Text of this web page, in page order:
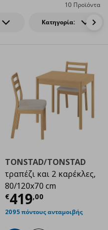
Κατηγορία:
10 Προϊόντα
€ 448,98
TONSTAD/TONSTAD
τραπέζι και 2 καρέκλες,
80/120x70 cm
€419,00
Τρέχουσα
2095 πόντους ανταμοιβής